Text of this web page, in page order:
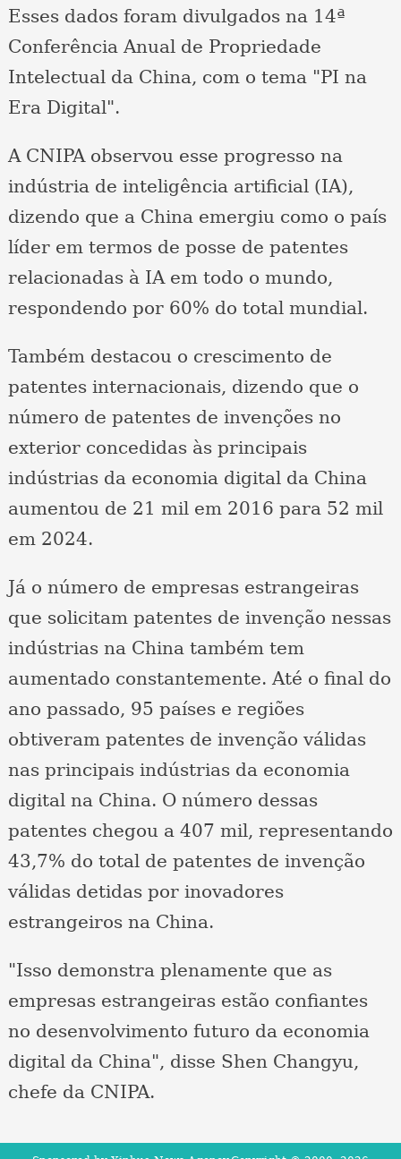
Esses dados foram divulgados na 14ª
Conferência Anual de Propriedade
Intelectual da China, com o tema "PI na
Era Digital".
A CNIPA observou esse progresso na
indústria de inteligência artificial (IA),
dizendo que a China emergiu como o país
líder em termos de posse de patentes
relacionadas à IA em todo o mundo,
respondendo por 60% do total mundial.
Também destacou o crescimento de
patentes internacionais, dizendo que o
número de patentes de invenções no
exterior concedidas às principais
indústrias da economia digital da China
aumentou de 21 mil em 2016 para 52 mil
em 2024.
Já o número de empresas estrangeiras
que solicitam patentes de invenção nessas
indústrias na China também tem
aumentado constantemente. Até o final do
ano passado, 95 países e regiões
obtiveram patentes de invenção válidas
nas principais indústrias da economia
digital na China. O número dessas
patentes chegou a 407 mil, representando
43,7% do total de patentes de invenção
válidas detidas por inovadores
estrangeiros na China.
"Isso demonstra plenamente que as
empresas estrangeiras estão confiantes
no desenvolvimento futuro da economia
digital da China", disse Shen Changyu,
chefe da CNIPA.